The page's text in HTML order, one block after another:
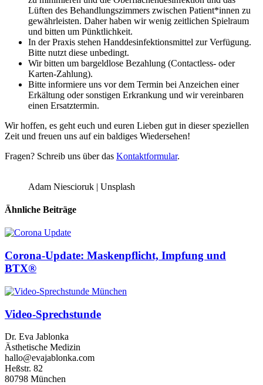
Lüften des Behandlungszimmers zwischen Patient*innen zu
gewährleisten. Daher haben wir wenig zeitlichen Spielraum
und bitten um Pünktlichkeit.
In der Praxis stehen Handdesinfektionsmittel zur Verfügung.
Bitte nutzt diese unbedingt.
Wir bitten um bargeldlose Bezahlung (Contactless- oder
Karten-Zahlung).
Bitte informiere uns vor dem Termin bei Anzeichen einer
Erkältung oder sonstigen Erkrankung und wir vereinbaren
einen Ersatztermin.
Wir hoffen, es geht euch und euren Lieben gut in dieser speziellen
Zeit und freuen uns auf ein baldiges Wiedersehen!
Fragen? Schreib uns über das Kontaktformular.
Adam Niescioruk | Unsplash
Ähnliche Beiträge
Corona-Update: Maskenpflicht, Impfung und
BTX®
Video-Sprechstunde
Dr. Eva Jablonka
Ästhetische Medizin
hallo@evajablonka.com
Heßstr. 82
80798 München